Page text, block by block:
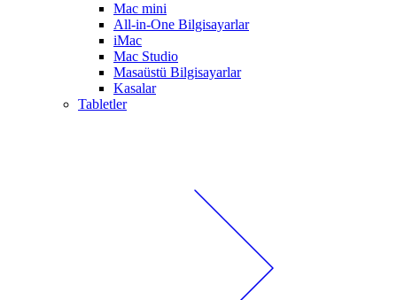
Mac mini
All-in-One Bilgisayarlar
iMac
Mac Studio
Masaüstü Bilgisayarlar
Kasalar
Tabletler